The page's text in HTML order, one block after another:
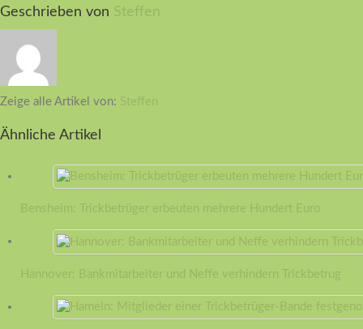
Geschrieben von Steffen
Zeige alle Artikel von: Steffen
Ähnliche Artikel
Bensheim: Trickbetrüger erbeuten mehrere Hundert Euro
Hannover: Bankmitarbeiter und Neffe verhindern Trickbetrug